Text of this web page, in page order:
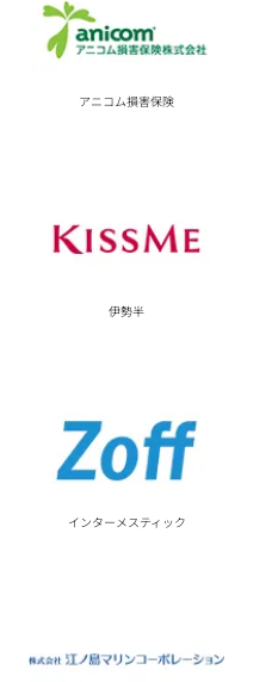
アニコム損害保険
伊勢半
インターメスティック